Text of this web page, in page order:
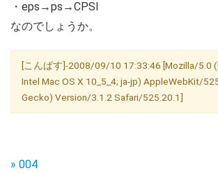
・eps→ps→CPSI
なのでしょうか。
[こんぱす]-2008/09/10 17:33:46 [Mozilla/5.0
Intel Mac OS X 10_5_4; ja-jp) AppleWebKit/
Gecko) Version/3.1.2 Safari/525.20.1]
» 004